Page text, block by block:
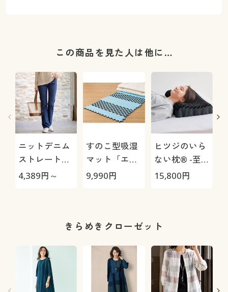
この商品を見た人は他に…
ニットデニム
ストレートパ
ンツ(スマート
わらか・選べ
ス・洗濯機
OK・1年中は
ける)
4,389円～
すのこ型吸湿
マット「エア
ージョブ®」
9,990円
ヒツジのいら
ない枕® -至
極-
15,800円
きらめきクローゼット